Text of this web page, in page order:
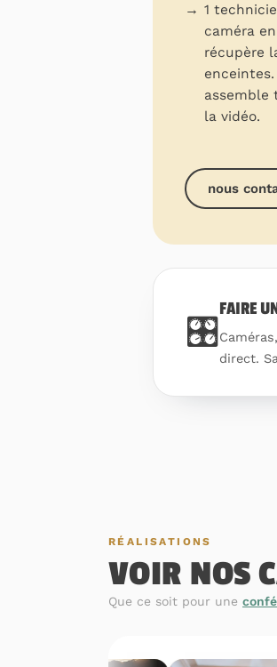
1
caméra
récupère
assemble
la vidéo.
nous
🎛️
FAIRE
direct.
RÉALISATIONS
VOIR NOS
Que ce soit pour une